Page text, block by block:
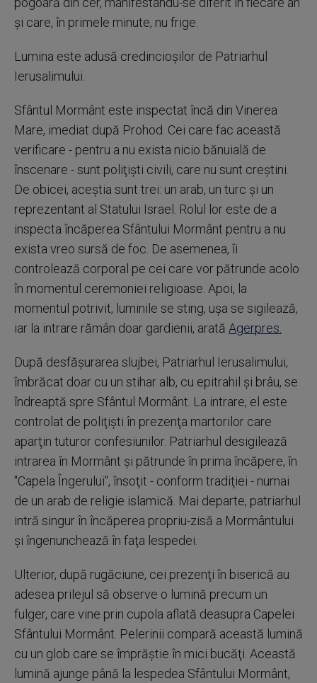
şi care, în primele minute, nu frige.
Lumina este adusă credincioşilor de Patriarhul
Ierusalimului.
Sfântul Mormânt este inspectat încă din Vinerea
Mare, imediat după Prohod. Cei care fac această
verificare - pentru a nu exista nicio bănuială de
înscenare - sunt poliţişti civili, care nu sunt creştini.
De obicei, aceştia sunt trei: un arab, un turc şi un
reprezentant al Statului Israel. Rolul lor este de a
inspecta încăperea Sfântului Mormânt pentru a nu
exista vreo sursă de foc. De asemenea, îi
controlează corporal pe cei care vor pătrunde acolo
în momentul ceremoniei religioase. Apoi, la
momentul potrivit, luminile se sting, uşa se sigilează,
iar la intrare rămân doar gardienii, arată Agerpres.
După desfăşurarea slujbei, Patriarhul Ierusalimului,
îmbrăcat doar cu un stihar alb, cu epitrahil şi brâu, se
îndreaptă spre Sfântul Mormânt. La intrare, el este
controlat de poliţişti în prezenţa martorilor care
aparţin tuturor confesiunilor. Patriarhul desigilează
intrarea în Mormânt şi pătrunde în prima încăpere, în
"Capela Îngerului", însoţit - conform tradiţiei - numai
de un arab de religie islamică. Mai departe, patriarhul
intră singur în încăperea propriu-zisă a Mormântului
şi îngenunchează în faţa lespedei.
Ulterior, după rugăciune, cei prezenţi în biserică au
adesea prilejul să observe o lumină precum un
fulger, care vine prin cupola aflată deasupra Capelei
Sfântului Mormânt. Pelerinii compară această lumină
cu un glob care se împrăştie în mici bucăţi. Această
lumină ajunge până la lespedea Sfântului Mormânt,